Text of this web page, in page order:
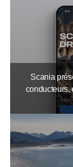
Scania
conducteurs,